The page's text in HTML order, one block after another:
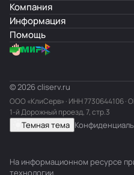
Компания
Информация
Помощь
© 2026 cliserv.ru
ООО «КлиСерв» · ИНН7730644106·
1-й Дорожный проезд, 7, стр.3
Темная тема
На информационном ресурсе
технологии